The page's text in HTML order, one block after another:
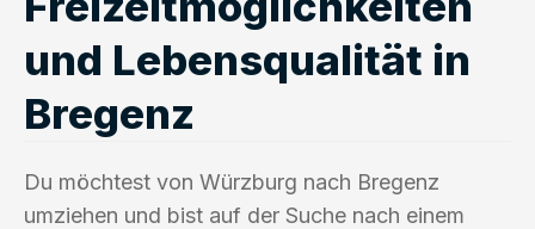
und Lebensqualität in
Bregenz
Du möchtest von Würzburg nach Bregenz
umziehen und bist auf der Suche nach einem